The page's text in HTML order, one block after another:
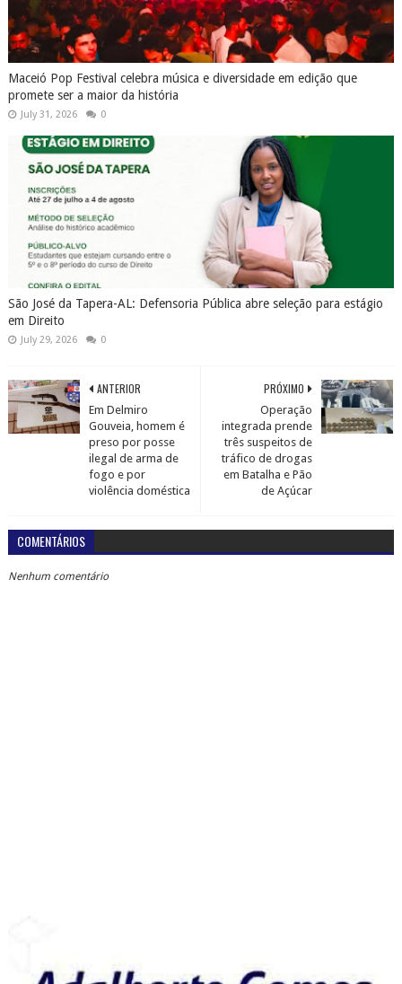
Maceió Pop Festival celebra música e diversidade em edição que
promete ser a maior da história
July 31, 2026 0
São José da Tapera-AL: Defensoria Pública abre seleção para estágio
em Direito
July 29, 2026 0
PRÓXIMO
Operação
integrada prende
três suspeitos de
tráfico de drogas
em Batalha e Pão
de Açúcar
ANTERIOR
Em Delmiro
Gouveia, homem é
preso por posse
ilegal de arma de
fogo e por
violência doméstica
COMENTÁRIOS
Nenhum comentário